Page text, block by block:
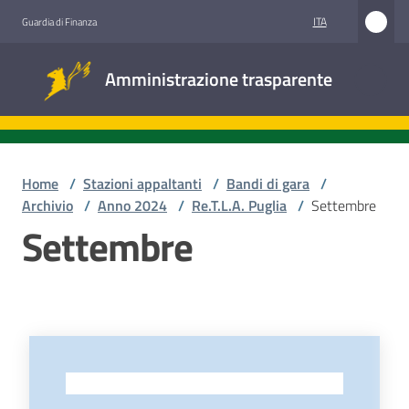
Guardia di Finanza ITA
Amministrazione trasparente
trasparente
Accesso
civico
appaltanti
Home / Stazioni appaltanti / Bandi di gara /
Archivio / Anno 2024 / Re.T.L.A. Puglia / Settembre
Settembre
-